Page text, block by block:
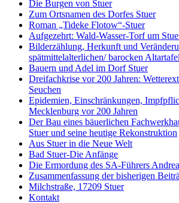
Die Burgen von Stuer
Zum Ortsnamen des Dorfes Stuer
Roman „Tideke Flotow“-Stuer
Aufgezehrt: Wald-Wasser-Torf um
Bilderzählung, Herkunft und
spätmittelalterlichen/ barocken
Bauern und Adel im Dorf Stuer
Dreifachkrise vor 200 Jahren:
Seuchen
Epidemien, Einschränkungen,
Mecklenburg vor 200 Jahren
Der Bau eines bäuerlichen
Stuer und seine heutige Rekonstruktion
Aus Stuer in die Neue Welt
Bad Stuer-Die Anfänge
Die Ermordung des SA-Führers
Zusammenfassung der bisherigen
Milchstraße, 17209 Stuer
Kontakt